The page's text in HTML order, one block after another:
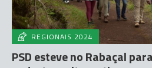
REGIONAIS 2024
PSD esteve no Rabaçal